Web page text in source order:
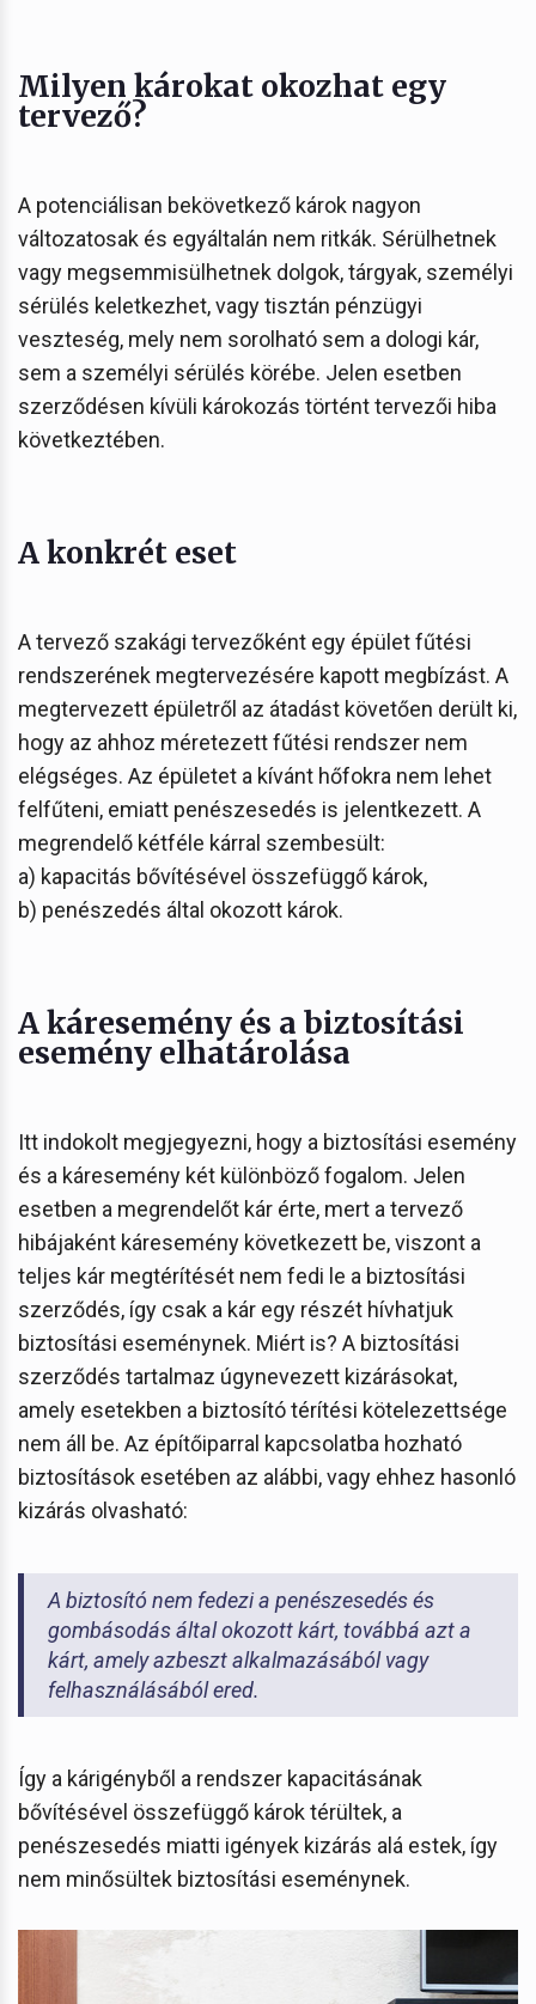
Milyen károkat okozhat egy
tervező?
A potenciálisan bekövetkező károk nagyon
változatosak és egyáltalán nem ritkák. Sérülhetnek
vagy megsemmisülhetnek dolgok, tárgyak, személyi
sérülés keletkezhet, vagy tisztán pénzügyi
veszteség, mely nem sorolható sem a dologi kár,
sem a személyi sérülés körébe. Jelen esetben
szerződésen kívüli károkozás történt tervezői hiba
következtében.
A konkrét eset
A tervező szakági tervezőként egy épület fűtési
rendszerének megtervezésére kapott megbízást. A
megtervezett épületről az átadást követően derült ki,
hogy az ahhoz méretezett fűtési rendszer nem
elégséges. Az épületet a kívánt hőfokra nem lehet
felfűteni, emiatt penészesedés is jelentkezett. A
megrendelő kétféle kárral szembesült:
a) kapacitás bővítésével összefüggő károk,
b) penészedés által okozott károk.
A káresemény és a biztosítási
esemény elhatárolása
Itt indokolt megjegyezni, hogy a biztosítási esemény
és a káresemény két különböző fogalom. Jelen
esetben a megrendelőt kár érte, mert a tervező
hibájaként káresemény következett be, viszont a
teljes kár megtérítését nem fedi le a biztosítási
szerződés, így csak a kár egy részét hívhatjuk
biztosítási eseménynek. Miért is? A biztosítási
szerződés tartalmaz úgynevezett kizárásokat,
amely esetekben a biztosító térítési kötelezettsége
nem áll be. Az építőiparral kapcsolatba hozható
biztosítások esetében az alábbi, vagy ehhez hasonló
kizárás olvasható:
A biztosító nem fedezi a penészesedés és
gombásodás által okozott kárt, továbbá azt a
kárt, amely azbeszt alkalmazásából vagy
felhasználásából ered.
Így a kárigényből a rendszer kapacitásának
bővítésével összefüggő károk térültek, a
penészesedés miatti igények kizárás alá estek, így
nem minősültek biztosítási eseménynek.